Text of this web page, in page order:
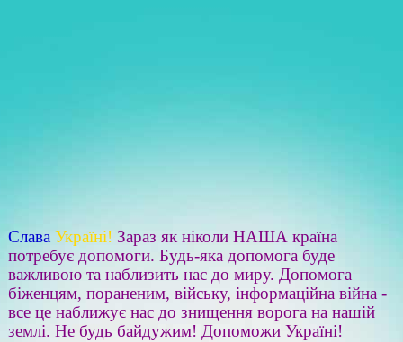
Слава Україні! Зараз як ніколи НАША країна
потребує допомоги. Будь-яка допомога буде
важливою та наблизить нас до миру. Допомога
біженцям, пораненим, війську, інформаційна війна -
все це наближує нас до знищення ворога на нашій
землі. Не будь байдужим! Допоможи Україні!